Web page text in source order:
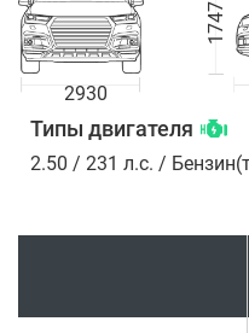
2930
1747
Типы двигателя
2.50 / 231 л.с. /